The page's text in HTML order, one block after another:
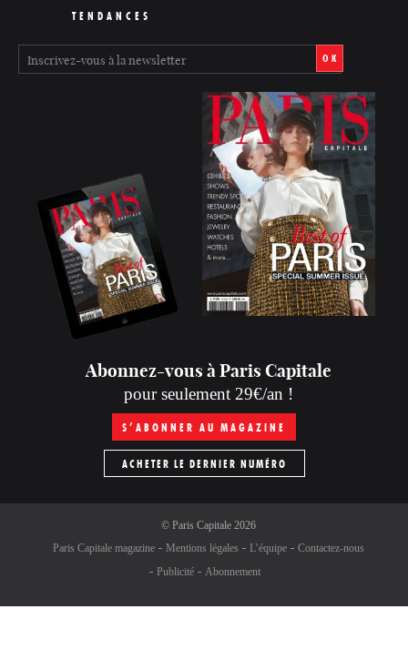
TENDANCES
OK
Abonnez-vous à Paris Capitale
pour seulement 29€/an !
S’ABONNER AU MAGAZINE
ACHETER LE DERNIER NUMÉRO
© Paris Capitale2026
Paris Capitale magazine
Mentions légales L’équipe
Contactez-nous
Publicité
Abonnement